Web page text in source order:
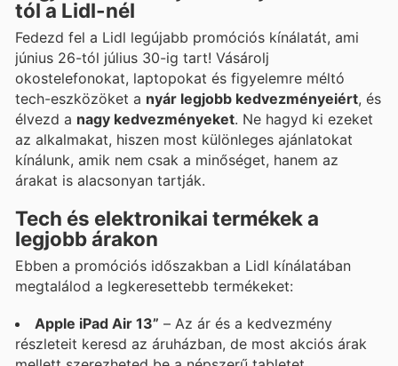
tól a Lidl-nél
Fedezd fel a Lidl legújabb promóciós kínálatát, ami
június 26-tól július 30-ig tart! Vásárolj
okostelefonokat, laptopokat és figyelemre méltó
tech-eszközöket a nyár legjobb kedvezményeiért, és
élvezd a nagy kedvezményeket. Ne hagyd ki ezeket
az alkalmakat, hiszen most különleges ajánlatokat
kínálunk, amik nem csak a minőséget, hanem az
árakat is alacsonyan tartják.
Tech és elektronikai termékek a
legjobb árakon
Ebben a promóciós időszakban a Lidl kínálatában
megtalálod a legkeresettebb termékeket:
Apple iPad Air 13” – Az ár és a kedvezmény
részleteit keresd az áruházban, de most akciós árak